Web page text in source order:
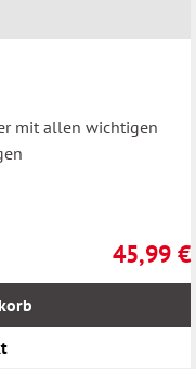
mit allen wichtigen
45,99 €